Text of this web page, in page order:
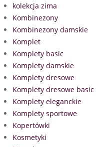
kolekcja zima
Kombinezony
Kombinezony damskie
Komplet
Komplety basic
Komplety damskie
Komplety dresowe
Komplety dresowe basic
Komplety eleganckie
Komplety sportowe
Kopertówki
Kosmetyki